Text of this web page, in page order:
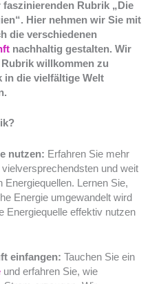
Rubrik „Die
Hier nehmen wir Sie mit
die verschiedenen
nachhaltig gestalten. Wir
willkommen zu
in die vielfältige Welt
nutzen: Erfahren Sie mehr
und weit
Lernen Sie,
Energie umgewandelt wird
Energiequelle effektiv nutzen
einfangen: Tauchen Sie ein
und erfahren Sie, wie